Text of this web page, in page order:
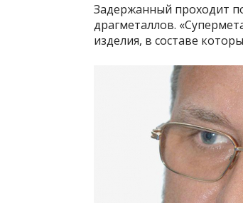
Задержанный проходит
драгметаллов.
изделия, в составе